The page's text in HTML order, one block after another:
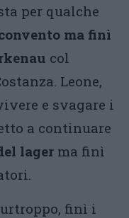
per qualche
ma finì
col
Leone,
e svagare i
a continuare
lager ma finì
finì i